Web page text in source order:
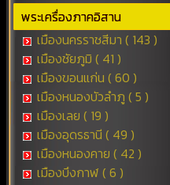
พระเครื่องภาคอิสาน
เมืองนครราชสีมา ( 143 )
เมืองชัยภูมิ ( 41 )
เมืองขอนแก่น ( 60 )
เมืองหนองบัวลำภู ( 5 )
เมืองเลย ( 19 )
เมืองอุดรธานี ( 49 )
เมืองหนองคาย ( 42 )
เมืองบึงกาฬ ( 6 )